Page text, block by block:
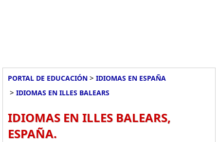
PORTAL DE EDUCACIÓN > IDIOMAS EN ESPAÑA
> IDIOMAS EN ILLES BALEARS
IDIOMAS EN ILLES BALEARS,
ESPAÑA.